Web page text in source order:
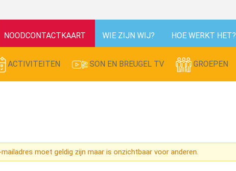
NOODCONTACTKAART WIE ZIJN WIJ? HOE WERKT HET?
door alle
groepen,
diverse
TV.
ACTIVITEITEN SON EN BREUGEL TV GROEPEN
moet geldig zijn maar is onzichtbaar voor anderen.